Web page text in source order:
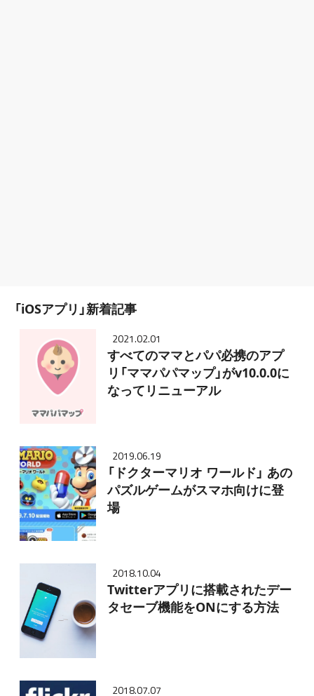
「iOSアプリ」新着記事
2021.02.01
すべてのママとパパ必携のアプ
リ「ママパパマップ」がv10.0.0に
なってリニューアル
2019.06.19
「ドクターマリオ ワールド」 あの
パズルゲームがスマホ向けに登
場
2018.10.04
Twitterアプリに搭載されたデー
タセーブ機能をONにする方法
2018.07.07